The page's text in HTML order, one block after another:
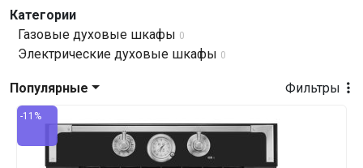
Категории
Газовые духовые шкафы 0
Электрические духовые шкафы 0
Фильтры
Популярные
-11%